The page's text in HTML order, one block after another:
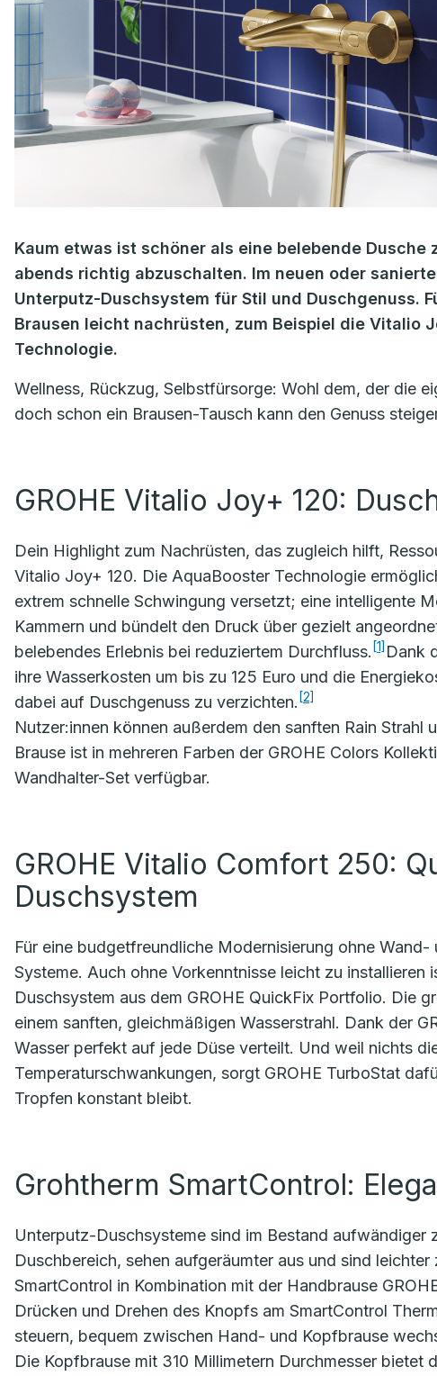
Kaum etwas ist schöner als eine belebende
abends richtig abzuschalten. Im neuen oder
Unterputz-Duschsystem für Stil und Duschgenuss.
Brausen leicht nachrüsten, zum Beispiel die Vitalio
Technologie.
Wellness, Rückzug, Selbstfürsorge: Wohl dem, der die
doch schon ein Brausen-Tausch kann den Genuss
GROHE Vitalio Joy+ 120:
Dein Highlight zum Nachrüsten, das zugleich hilft,
Vitalio Joy+ 120. Die AquaBooster Technologie
extrem schnelle Schwingung versetzt; eine intelligente
Kammern und bündelt den Druck über gezielt
belebendes Erlebnis bei reduziertem Durchfluss. [1] Dank
ihre Wasserkosten um bis zu 125 Euro und die
dabei auf Duschgenuss zu verzichten. [2]
Nutzer:innen können außerdem den sanften Rain Strahl
Brause ist in mehreren Farben der GROHE Colors
Wandhalter-Set verfügbar.
GROHE Vitalio Comfort 250:
Duschsystem
Für eine budgetfreundliche Modernisierung ohne
Systeme. Auch ohne Vorkenntnisse leicht zu installieren
Duschsystem aus dem GROHE QuickFix Portfolio. Die
einem sanften, gleichmäßigen Wasserstrahl. Dank der
Wasser perfekt auf jede Düse verteilt. Und weil nichts
Temperaturschwankungen, sorgt GROHE TurboStat
Tropfen konstant bleibt.
Grohtherm SmartControl:
Unterputz-Duschsysteme sind im Bestand aufwändiger
Duschbereich, sehen aufgeräumter aus und sind
SmartControl in Kombination mit der Handbrause
Drücken und Drehen des Knopfs am SmartControl
steuern, bequem zwischen Hand- und Kopfbrause
Die Kopfbrause mit 310 Millimetern Durchmesser bietet